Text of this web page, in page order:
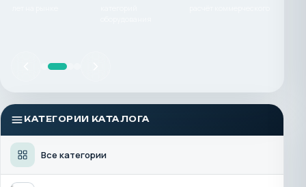
КАТЕГОРИИ КАТАЛОГА
Все категории